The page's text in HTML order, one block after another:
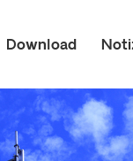
Download